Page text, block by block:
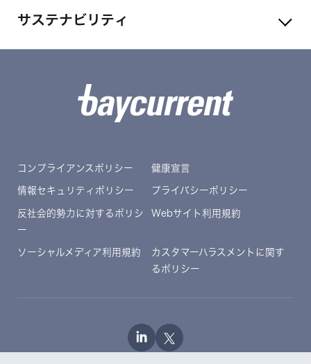
サステナビリティ
コンプライアンスポリシー 健康宣言
情報セキュリティポリシー プライバシーポリシー
反社会的勢力に対するポリシ
ー
Webサイト利用規約
ソーシャルメディア利用規約
カスタマーハラスメントに関す
るポリシー